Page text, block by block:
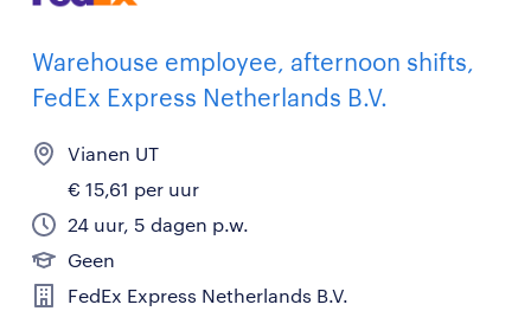
Warehouse employee, afternoon shifts,
FedEx Express Netherlands B.V.
Vianen UT
€ 15,61 per uur
24 uur, 5 dagen p.w.
Geen
FedEx Express Netherlands B.V.